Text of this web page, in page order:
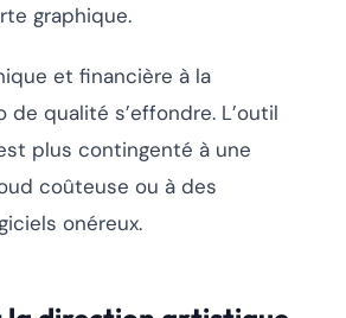
graphique.
et financière à la
qualité s’effondre. L’outil
plus contingenté à une
coûteuse ou à des
onéreux.